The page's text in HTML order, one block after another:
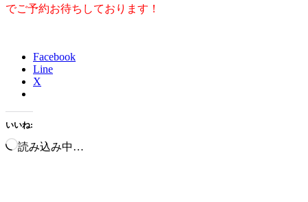
でご予約お待ちしております！
Facebook
Line
X
いいね:
読み込み中…